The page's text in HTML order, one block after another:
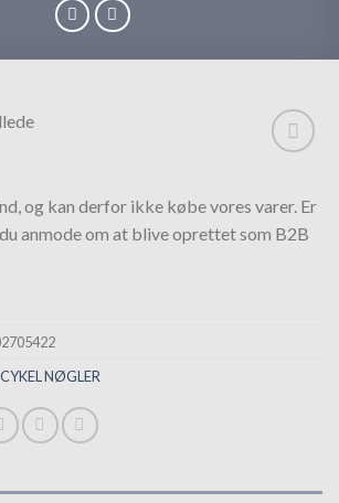
og kan derfor ikke købe vores varer. Er
anmode om at blive oprettet som B2B
CYKEL NØGLER